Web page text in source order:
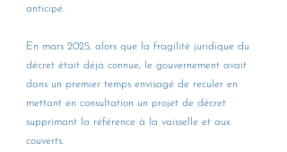
anticipé.
En mars 2025, alors que la fragilité juridique du
décret était déjà connue, le gouvernement avait
dans un premier temps envisagé de reculer en
mettant en consultation un projet de décret
supprimant la référence à la vaisselle et aux
couverts.